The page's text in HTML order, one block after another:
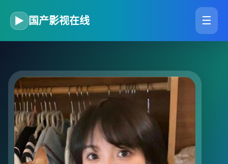
▶ 国产影视在线 ☰